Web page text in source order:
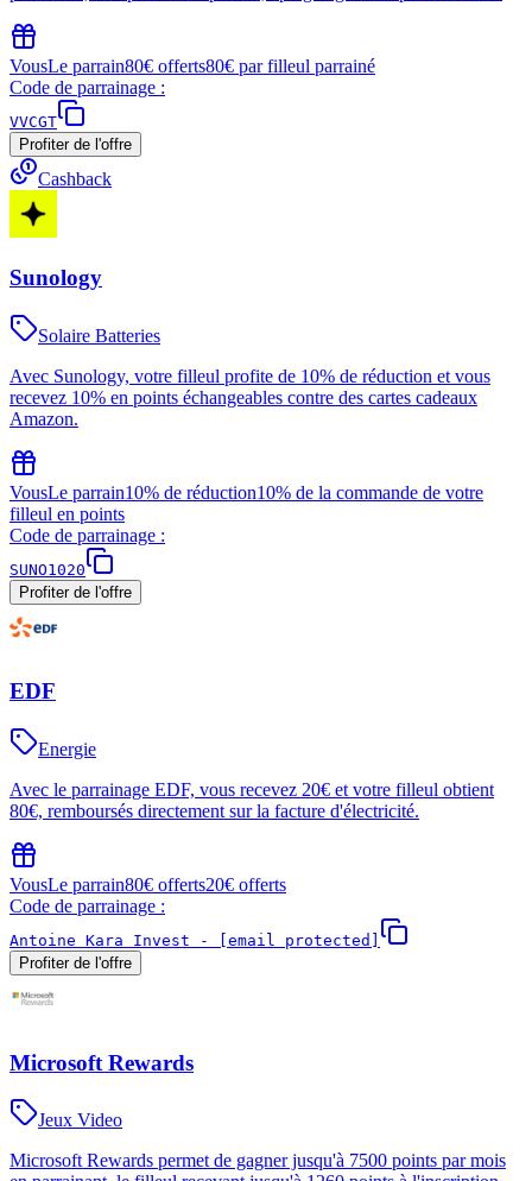
VousLe parrain80€ offerts80€ par filleul parrainé
Code de parrainage :
VVCGT
Profiter de l'offre
Cashback
Sunology
Solaire Batteries
Avec Sunology, votre filleul profite de 10% de réduction et vous
recevez 10% en points échangeables contre des cartes cadeaux
Amazon.
VousLe parrain10% de réduction10% de la commande de votre
filleul en points
Code de parrainage :
SUNO1020
Profiter de l'offre
EDF
Energie
Avec le parrainage EDF, vous recevez 20€ et votre filleul obtient
80€, remboursés directement sur la facture d'électricité.
VousLe parrain80€ offerts20€ offerts
Code de parrainage :
Antoine Kara Invest -
[email protected]
Profiter de l'offre
Microsoft Rewards
Jeux Video
Microsoft Rewards permet de gagner jusqu'à 7500 points par mois